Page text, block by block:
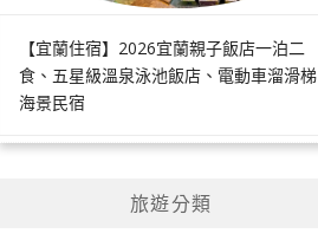
【宜蘭住宿】2026宜蘭親子飯店一泊二
食、五星級溫泉泳池飯店、電動車溜滑梯
海景民宿
旅遊分類